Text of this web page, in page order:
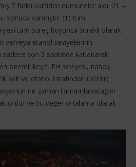
7 farklı partiden numuneler aldı. 21 –
sonuca varmıştır: (1) tüm
tüm süreç boyunca sürekli olarak
ve/veya etanol seviyelerinin
son 3 saatinde katlanarak
en önemli keşif, PH seviyesi, nahoş
asit ve etanol tarafından üretilir)
ne zaman tamamlanacağını
ve bu değer ortalama olarak